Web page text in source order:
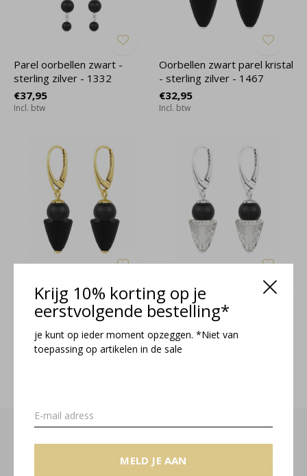
Krijg 10% korting op je
eerstvolgende bestelling*
je kunt op ieder moment opzeggen. *Niet van
toepassing op artikelen in de sale
MELD JE AAN
Parel oorbellen zwart -
sterling zilver - 1332
€37,95
Incl. btw
Oorbellen zwart parel kristal
- sterling zilver - 1467
€32,95
Incl. btw
Oorbellen zwart parel kristal
verguld - 1469
€32,95
Incl. btw
Oorbellen zwart parel kristal
- sterling zilver - 1465
€32,95
Incl. btw
Meld je aan voor onze nieuwsbrief